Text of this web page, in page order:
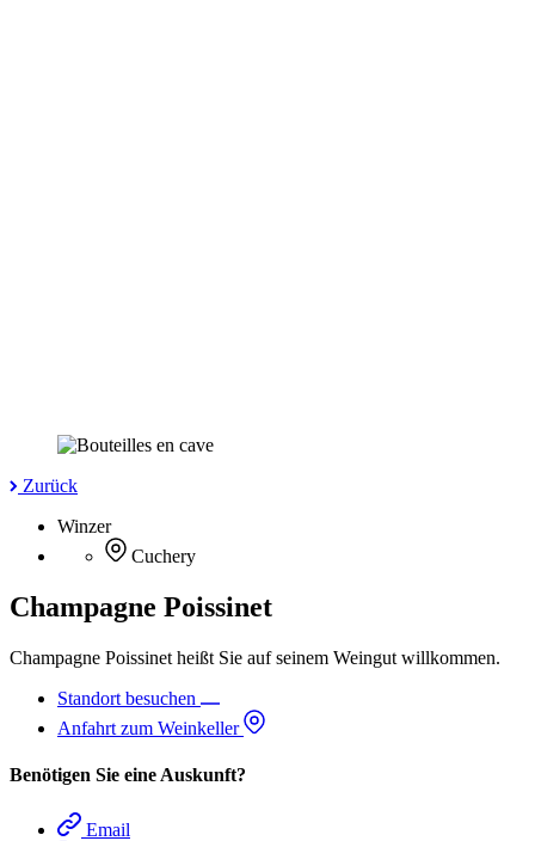
Zurück
Winzer
Cuchery
Champagne Poissinet
Champagne Poissinet heißt Sie auf seinem Weingut willkommen.
Standort besuchen
Anfahrt zum Weinkeller
Benötigen Sie eine Auskunft?
Email